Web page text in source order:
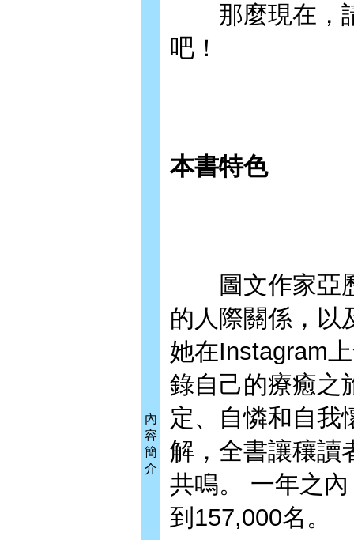
內
容
簡
介
那麼現在，請
吧！
本書特色
圖文作家亞歷
的人際關係，
她在Instagram
錄自己的療癒之
定、自憐和自我
解，全書讓穰讀
共鳴。 一年之
到157,000名。